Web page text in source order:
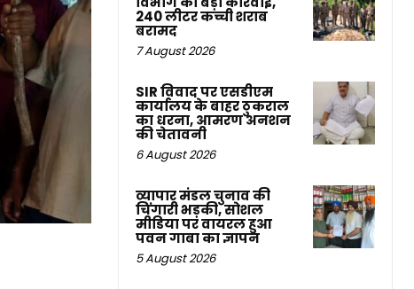
240 लीटर कच्ची शराब
बरामद
7 August 2026
SIR विवाद पर एसडीएम
कार्यालय के बाहर ठुकराल
का धरना, आमरण अनशन
की चेतावनी
6 August 2026
व्यापार मंडल चुनाव की
चिंगारी भड़की, सोशल
मीडिया पर वायरल हुआ
पवन गाबा का ज्ञापन
5 August 2026